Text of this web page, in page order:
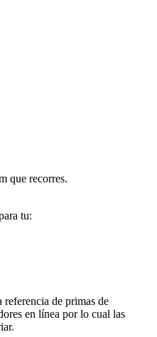
que recorres.
tu:
de primas de
en línea por lo cual las